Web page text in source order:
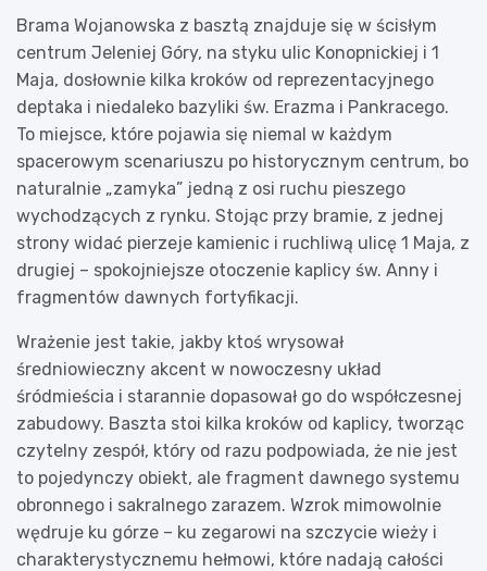
Brama Wojanowska z basztą znajduje się w ścisłym
centrum Jeleniej Góry, na styku ulic Konopnickiej i 1
Maja, dosłownie kilka kroków od reprezentacyjnego
deptaka i niedaleko bazyliki św. Erazma i Pankracego.
To miejsce, które pojawia się niemal w każdym
spacerowym scenariuszu po historycznym centrum, bo
naturalnie „zamyka” jedną z osi ruchu pieszego
wychodzących z rynku. Stojąc przy bramie, z jednej
strony widać pierzeje kamienic i ruchliwą ulicę 1 Maja, z
drugiej – spokojniejsze otoczenie kaplicy św. Anny i
fragmentów dawnych fortyfikacji.
Wrażenie jest takie, jakby ktoś wrysował
średniowieczny akcent w nowoczesny układ
śródmieścia i starannie dopasował go do współczesnej
zabudowy. Baszta stoi kilka kroków od kaplicy, tworząc
czytelny zespół, który od razu podpowiada, że nie jest
to pojedynczy obiekt, ale fragment dawnego systemu
obronnego i sakralnego zarazem. Wzrok mimowolnie
wędruje ku górze – ku zegarowi na szczycie wieży i
charakterystycznemu hełmowi, które nadają całości